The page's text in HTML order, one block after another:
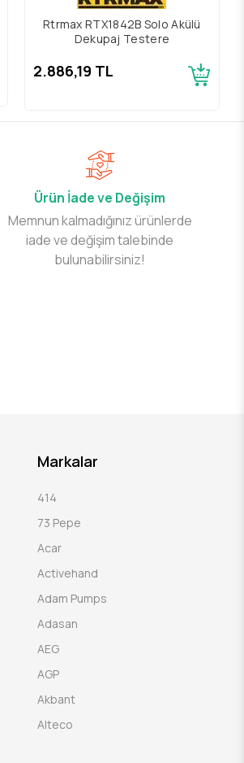
Rtrmax RTX1842B Solo Akülü
Dekupaj Testere
2.886,19 TL
Ürün İade ve Değişim
Memnun kalmadığınız ürünlerde
iade ve değişim talebinde
bulunabilirsiniz!
Markalar
414
73 Pepe
Acar
Activehand
Adam Pumps
Adasan
AEG
AGP
Akbant
Alteco